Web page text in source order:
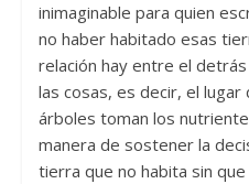
inimaginable para quien
no haber habitado esas
relación hay entre el
las cosas, es decir, el
árboles toman los
manera de sostener la
tierra que no habita sin